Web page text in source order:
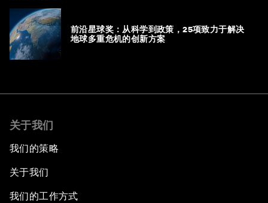
前沿星球奖：从科学到政策，25项致力于解决
地球多重危机的创新方案
关于我们
我们的策略
关于我们
我们的工作方式